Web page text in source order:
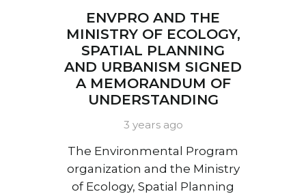
ENVPRO AND THE
MINISTRY OF ECOLOGY,
SPATIAL PLANNING
AND URBANISM SIGNED
A MEMORANDUM OF
UNDERSTANDING
3 years ago
The Environmental Program
organization and the Ministry
of Ecology, Spatial Planning